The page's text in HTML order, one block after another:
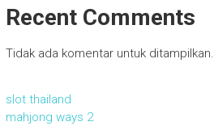
Recent Comments
Tidak ada komentar untuk ditampilkan.
slot thailand
mahjong ways 2